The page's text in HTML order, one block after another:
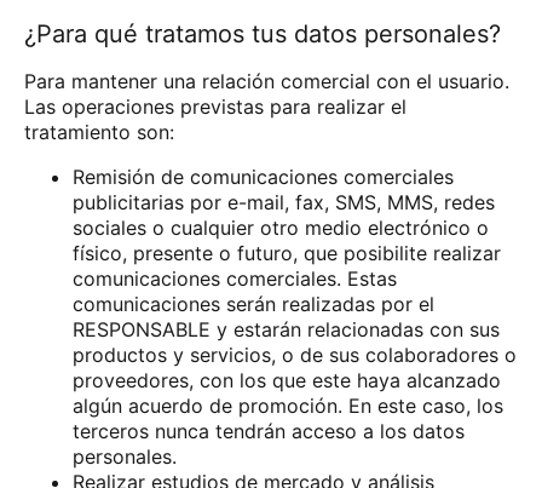
¿Para qué tratamos tus datos personales?
Para mantener una relación comercial con el usuario.
Las operaciones previstas para realizar el
tratamiento son:
Remisión de comunicaciones comerciales
publicitarias por e-mail, fax, SMS, MMS, redes
sociales o cualquier otro medio electrónico o
físico, presente o futuro, que posibilite realizar
comunicaciones comerciales. Estas
comunicaciones serán realizadas por el
RESPONSABLE y estarán relacionadas con sus
productos y servicios, o de sus colaboradores o
proveedores, con los que este haya alcanzado
algún acuerdo de promoción. En este caso, los
terceros nunca tendrán acceso a los datos
personales.
Realizar estudios de mercado y análisis